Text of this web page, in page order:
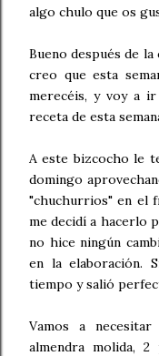
algo chulo que os
Bueno después de la
creo que esta
merecéis, y voy a
receta de esta
A este bizcocho le
domingo
"chuchurrios" en el
me decidí a hacerlo
no hice ningún
en la elaboración.
tiempo y salió
Vamos a
almendra molida,